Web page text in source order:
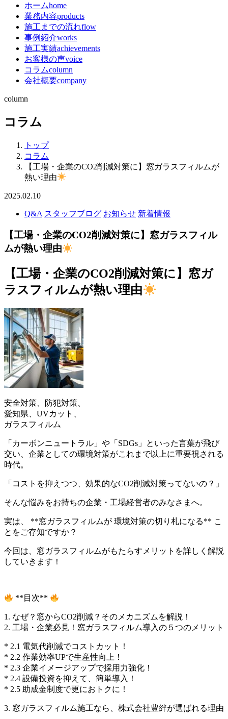
ホームhome
業務内容products
施工までの流れflow
事例紹介works
施工実績achievements
お客様の声voice
コラムcolumn
会社概要company
column
コラム
トップ
コラム
【工場・企業のCO2削減対策に】窓ガラスフィルムが
熱い理由
2025.02.10
Q&A スタッフブログ お知らせ 新着情報
【工場・企業のCO2削減対策に】窓ガラスフィル
ムが熱い理由
【工場・企業のCO2削減対策に】窓ガ
ラスフィルムが熱い理由
安全対策、防犯対策、
愛知県、UVカット、
ガラスフィルム
「カーボンニュートラル」や「SDGs」といった言葉が飛び
交い、企業としての環境対策がこれまで以上に重要視される
時代。
「コストを抑えつつ、効果的なCO2削減対策ってないの？」
そんな悩みをお持ちの企業・工場経営者のみなさまへ。
実は、 **窓ガラスフィルムが 環境対策の切り札になる** こ
とをご存知ですか？
今回は、窓ガラスフィルムがもたらすメリットを詳しく解説
していきます！
**目次**
1. なぜ？窓からCO2削減？そのメカニズムを解説！
2. 工場・企業必見！窓ガラスフィルム導入の５つのメリット
* 2.1 電気代削減でコストカット！
* 2.2 作業効率UPで生産性向上！
* 2.3 企業イメージアップで採用力強化！
* 2.4 設備投資を抑えて、簡単導入！
* 2.5 助成金制度で更におトクに！
3. 窓ガラスフィルム施工なら、株式会社豊絆が選ばれる理由